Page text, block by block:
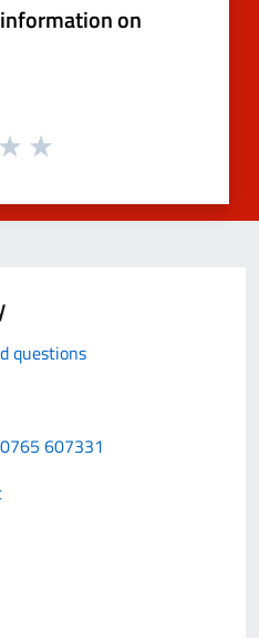
on
questions
607331